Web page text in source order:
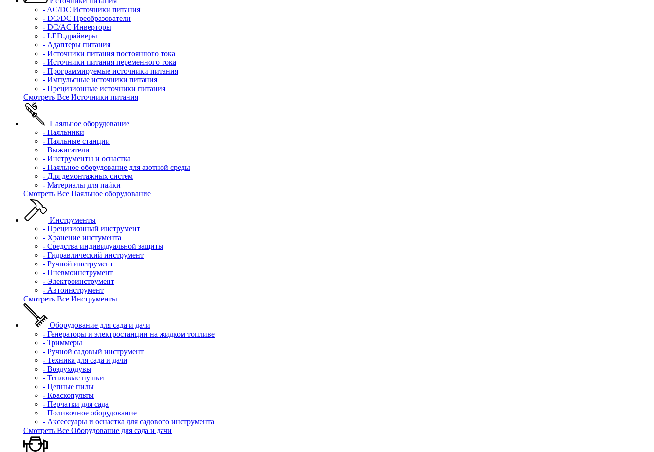
- AC/DC Источники питания
- DC/DC Преобразователи
- DC/AC Инверторы
- LED-драйверы
- Адаптеры питания
- Источники питания постоянного тока
- Источники питания переменного тока
- Программируемые источники питания
- Импульсные источники питания
- Прецизионные источники питания
Смотреть Все Источники питания
Паяльное оборудование
- Паяльники
- Паяльные станции
- Выжигатели
- Инструменты и оснастка
- Паяльное оборудование для азотной среды
- Для демонтажных систем
- Материалы для пайки
Смотреть Все Паяльное оборудование
Инструменты
- Прецизионный инструмент
- Хранение инстумента
- Средства индивидуальной защиты
- Гидравлический инструмент
- Ручной инструмент
- Пневмоинструмент
- Электроинструмент
- Автоинструмент
Смотреть Все Инструменты
Оборудование для сада и дачи
- Генераторы и электростанции на жидком топливе
- Триммеры
- Ручной садовый инструмент
- Техника для сада и дачи
- Воздуходувы
- Тепловые пушки
- Цепные пилы
- Краскопульты
- Перчатки для сада
- Поливочное оборудование
- Аксессуары и оснастка для садового инструмента
Смотреть Все Оборудование для сада и дачи